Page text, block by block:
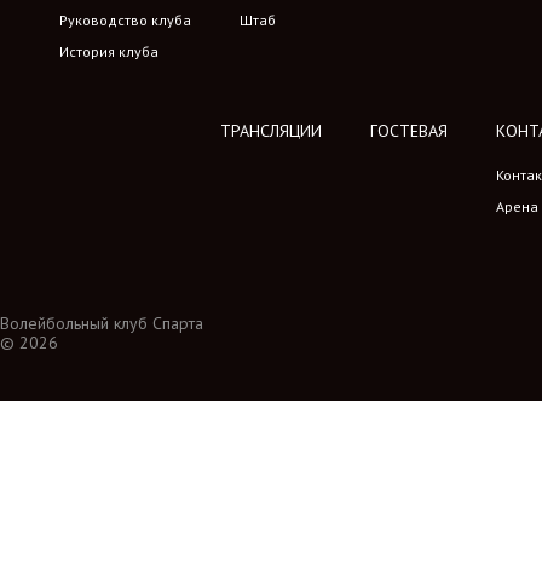
Руководство клуба
История клуба
Штаб
ТРАНСЛЯЦИИ ГОСТЕВАЯ
Арена
Волейбольный клуб Спарта
© 2026